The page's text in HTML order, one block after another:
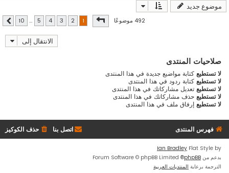
موضوع جديد
492 موضوعًا صفحة1 من10
2
3
4
5
…
10 التالي
الانتقال إلى
صلاحيات المنتدى
لا تستطيعكتابة مواضيع جديدة في هذا المنتدى
لا تستطيعكتابة ردود في هذا المنتدى
لا تستطيعتعديل مشاركاتك في هذا المنتدى
لا تستطيعحذف مشاركاتك في هذا المنتدى
لا تستطيعإرفاق ملف في هذا المنتدى
فهرس المنتدى حذف الكوكيز اتصل بنا
Flat Style by
Ian Bradley
بدعم منphpBB
® Forum Software © phpBB Limited
الترجمة برعايةالمنتديات العربية